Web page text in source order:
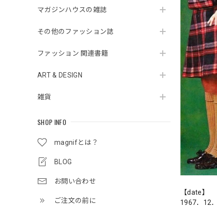
マガジンハウスの雑誌
その他のファッション誌
ファッション 関連書籍
ART & DESIGN
雑貨
SHOP INFO
magnifとは？
BLOG
お問い合わせ
ご注文の前に
【date】
1967．12